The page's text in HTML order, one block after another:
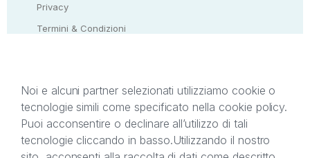
Privacy
Termini & Condizioni
Il presente sito web è di proprietà di StreetLib S.r.l.
C.F. e P.IVA 05338720963. StreetLib S.r.l. è
titolare di tutti i diritti di proprietà intellettuale
Noi e alcuni partner selezionati utilizziamo cookie o
tecnologie simili come specificato nella cookie policy.
Puoi acconsentire o declinare all’utilizzo di tali
tecnologie cliccando in basso.Utilizzando il nostro